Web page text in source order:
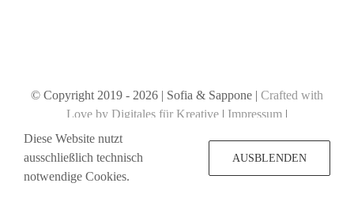
© Copyright 2019 - 2026 | Sofia & Sappone | Crafted with
Love by Digitales für Kreative | Impressum |
Diese Website nutzt
ausschließlich technisch
notwendige Cookies.
AUSBLENDEN